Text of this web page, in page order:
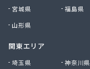
宮城県
福島県
山形県
関東エリア
埼玉県
神奈川県